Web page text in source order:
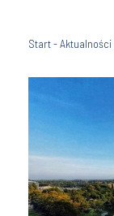
Start-Aktualności